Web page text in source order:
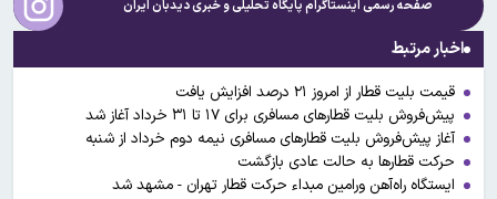
صفحه رسمی اینستاگرام پایگاه تحلیلی و خبریدیدبان ایران
اخبار مرتبط
قیمت بلیت قطار از امروز ۲۱ درصد افزایش یافت
پیش‌فروش بلیت‌ قطارهای مسافری برای ۱۷ تا ۳۱ خرداد آغاز شد
آغاز پیش‌فروش بلیت‌ قطارهای مسافری نیمه دوم خرداد از شنبه
حرکت قطارها به حالت عادی بازگشت
ایستگاه راه‌آهن ورامین مبداء حرکت قطار تهران - مشهد شد